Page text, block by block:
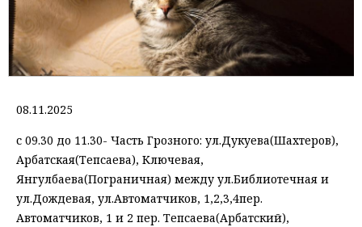
08.11.2025
с 09.30 до 11.30- Часть Грозного: ул.Дукуева(Шахтеров),
Арбатская(Тепсаева), Ключевая,
Янгулбаева(Пограничная) между ул.Библиотечная и
ул.Дождевая, ул.Автоматчиков, 1,2,3,4пер.
Автоматчиков, 1 и 2 пер. Тепсаева(Арбатский),